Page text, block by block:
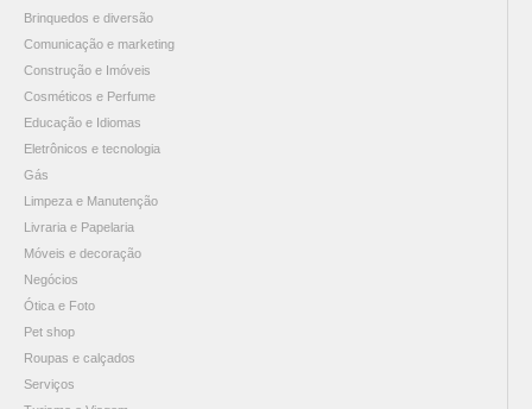
Brinquedos e diversão
Comunicação e marketing
Construção e Imóveis
Cosméticos e Perfume
Educação e Idiomas
Eletrônicos e tecnologia
Gás
Limpeza e Manutenção
Livraria e Papelaria
Móveis e decoração
Negócios
Ótica e Foto
Pet shop
Roupas e calçados
Serviços